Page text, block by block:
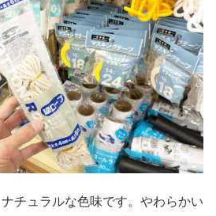
チュラルな色味です。やわらかい